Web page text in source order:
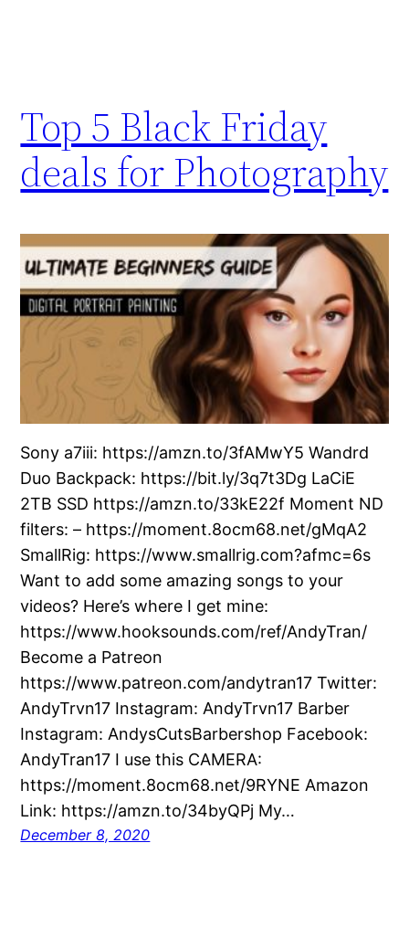
Top 5 Black Friday
deals for Photography
Sony a7iii: https://amzn.to/3fAMwY5 Wandrd
Duo Backpack: https://bit.ly/3q7t3Dg LaCiE
2TB SSD https://amzn.to/33kE22f Moment ND
filters: – https://moment.8ocm68.net/gMqA2
SmallRig: https://www.smallrig.com?afmc=6s
Want to add some amazing songs to your
videos? Here’s where I get mine:
https://www.hooksounds.com/ref/AndyTran/
Become a Patreon
https://www.patreon.com/andytran17 Twitter:
AndyTrvn17 Instagram: AndyTrvn17 Barber
Instagram: AndysCutsBarbershop Facebook:
AndyTran17 I use this CAMERA:
https://moment.8ocm68.net/9RYNE Amazon
Link: https://amzn.to/34byQPj My…
December 8, 2020